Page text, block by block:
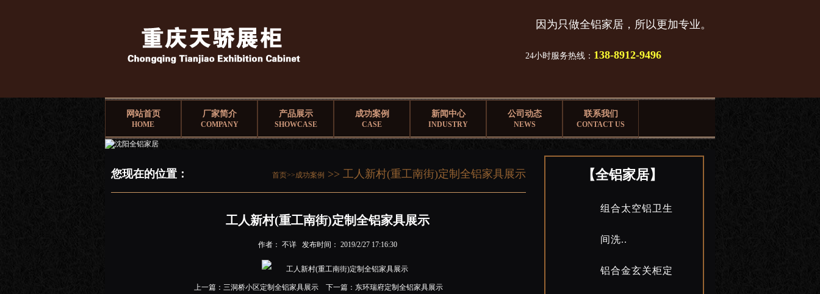
因为只做全铝家居，所以更加专业。
24小时服务热线： 138-8912-9496
网站首页
HOME
厂家简介
COMPANY
产品展示
SHOWCASE
成功案例
CASE
新闻中心
INDUSTRY
公司动态
NEWS
联系我们
CONTACT US
您现在的位置： 首页>>成功案例 >> 工人新村(重工南街)定制全铝家具展示
工人新村(重工南街)定制全铝家具展示
作者： 不详 发布时间： 2019/2/27 17:16:30
上一篇： 三洞桥小区定制全铝家具展示 下一篇： 东环瑞府定制全铝家具展示
【全铝家居】
组合太空铝卫生
间洗..
铝合金玄关柜定